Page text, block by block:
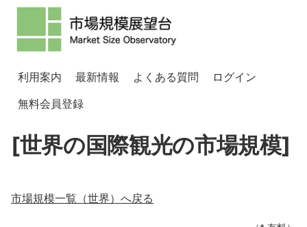
利用案内 最新情報 よくある質問
ログイン
無料会員登録
[世界の国際観光の市場規模]
市場規模一覧（世界）へ戻る